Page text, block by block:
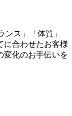
ンス」「体質」
に合わせたお客様
変化のお手伝いを